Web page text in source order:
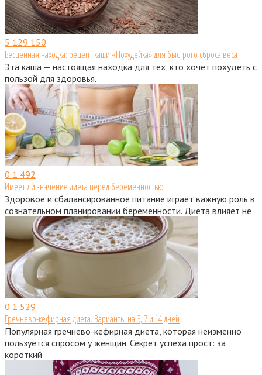
5 129 150
Бесценная находка: рецепт каши «Похудейка» для быстрого сброса веса
Эта каша — настоящая находка для тех, кто хочет похудеть с
пользой для здоровья.
0 1 492
Имеет ли значение диета перед беременностью
Здоровое и сбалансированное питание играет важную роль в
сознательном планировании беременности. Диета влияет не
0 1 529
Гречнево-кефирная диета. Варианты на 3, 7 и 14 дней
Популярная гречнево-кефирная диета, которая неизменно
пользуется спросом у женщин. Секрет успеха прост: за
короткий